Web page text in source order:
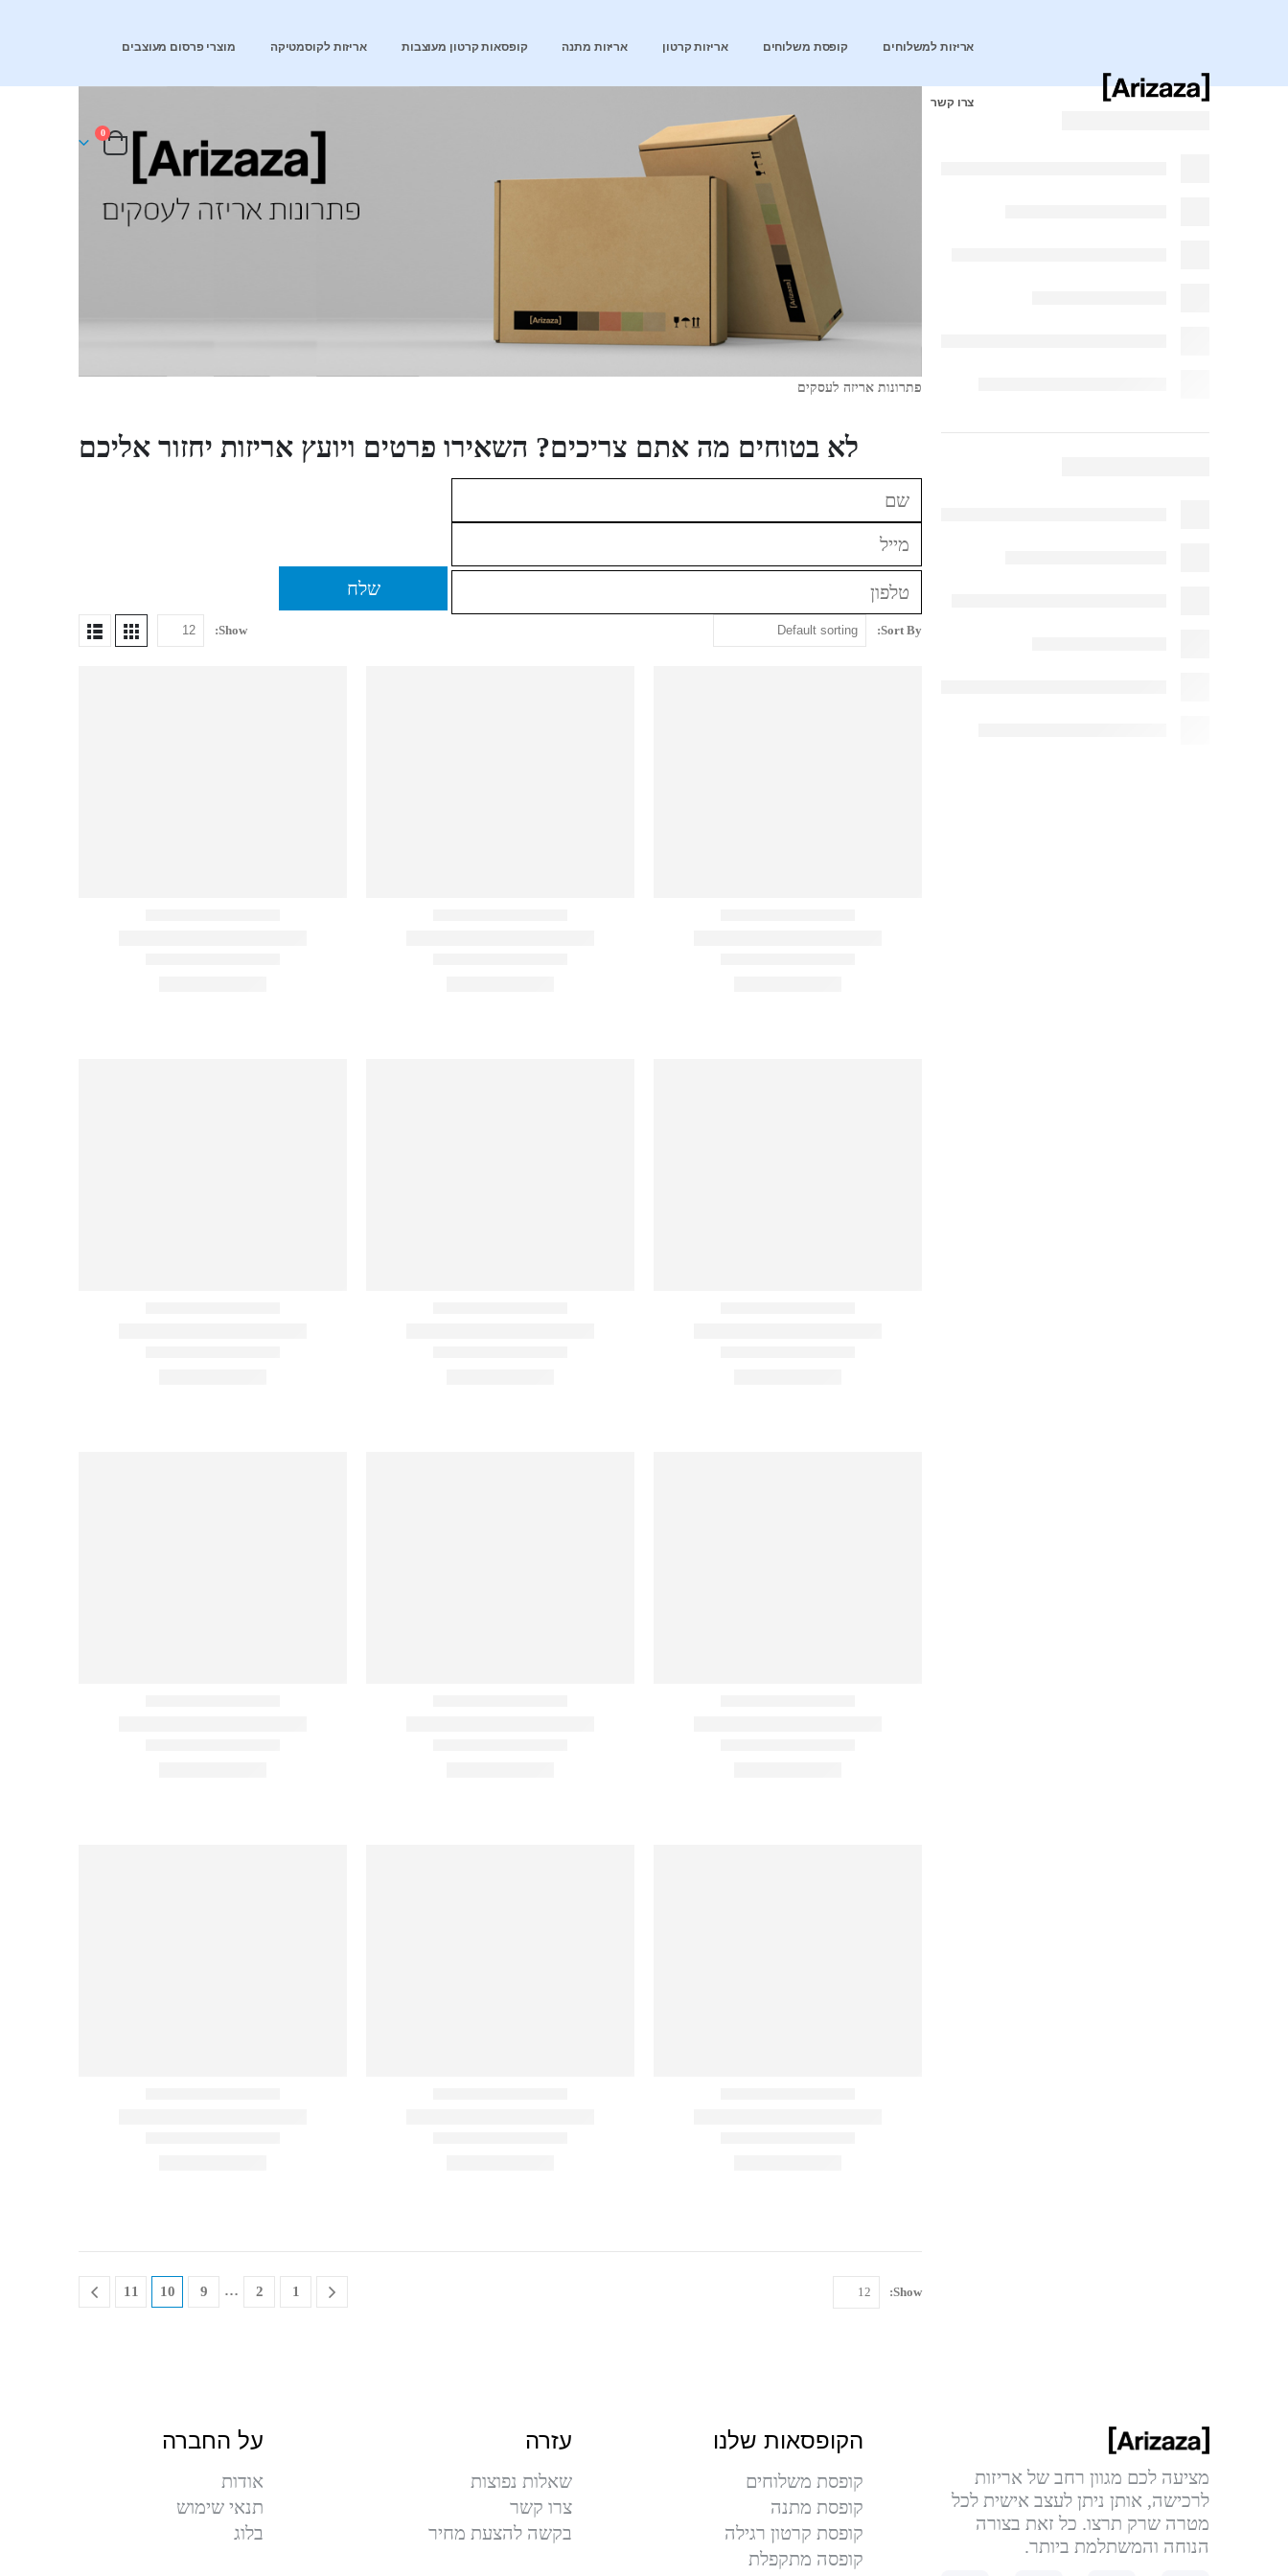
אריזות למשלוחים קופסת משלוחים אריזות קרטון אריזות מתנה קופסאות קרטון מעוצבות אריזות לקוסמטיקה מוצרי פרסום מעוצבים
צרו קשר
0
פתרונות אריזה לעסקים
לא בטוחים מה אתם צריכים? השאירו פרטים ויועץ אריזות יחזור אליכם
Sort By:
Show:
Show:
1
2
…
9
10
11
מציעה לכם מגוון רחב של אריזות
לרכישה, אותן ניתן לעצב אישית לכל
מטרה שרק תרצו. כל זאת בצורה
הנוחה והמשתלמת ביותר.
הקופסאות שלנו
קופסת משלוחים
קופסת מתנה
קופסת קרטון רגילה
קופסה מתקפלת
עזרה
שאלות נפוצות
צרו קשר
בקשה להצעת מחיר
על החברה
אודות
תנאי שימוש
בלוג